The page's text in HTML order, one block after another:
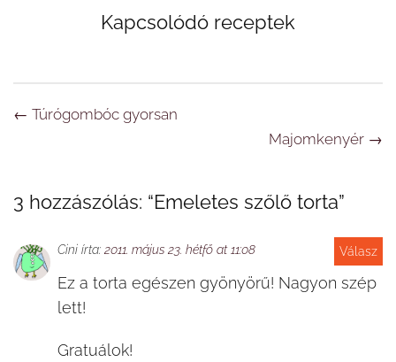
Kapcsolódó receptek
Navigáció
← Túrógombóc gyorsan
Majomkenyér →
3 hozzászólás: “Emeletes szőlő torta”
Cini írta: 2011. május 23. hétfő at 11:08
Ez a torta egészen gyönyörű! Nagyon szép
lett!
Gratuálok!
Válasz